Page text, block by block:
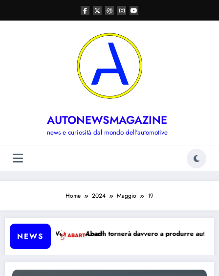
contenuto
AUTONEWSMAGAZINE
news e curiosità dal mondo dell'automotive
Home 2024 Maggio 19
NEWS
Load
Abarth tornerà davvero a produrre auto a benzina? La